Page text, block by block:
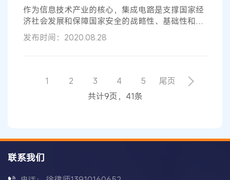
作为信息技术产业的核心，集成电路是支撑国家经
济社会发展和保障国家安全的战略性、基础性和先
导性产业，其重要性不言而喻。 20年...
发布时间：2020.08.28
1 2 3 4 5
尾页
共计9页，41条
联系我们